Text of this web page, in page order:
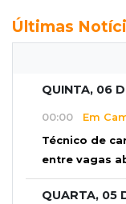
Últimas
QUINTA, 06
00:00 Em
Técnico de
entre vagas
QUARTA, 05